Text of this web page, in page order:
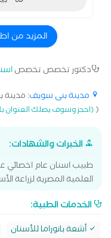
المزيد من
دكتور تخصص تخصص
مدينة بنى سويف: مدينة
((احجز وسوف يصلك العنوان
الخبرات والشهادات:
طبيب اسنان عام اخصائي
العلمية المصرية لزراعة
الخدمات الطبية:
أشعة بانوراما للأسنان